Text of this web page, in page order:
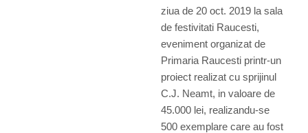
ziua de 20 oct. 2019 la sala
de festivitati Raucesti,
eveniment organizat de
Primaria Raucesti printr-un
proiect realizat cu sprijinul
C.J. Neamt, in valoare de
45.000 lei, realizandu-se
500 exemplare care au fost